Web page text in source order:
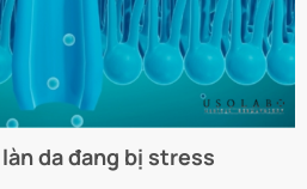
da đang bị stress